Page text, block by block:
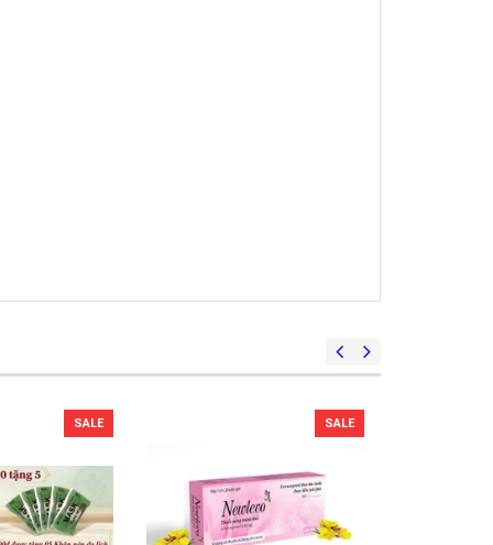
SALE SALE